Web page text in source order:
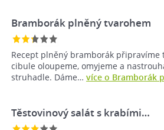
Bramborák plněný tvarohem
Recept plněný bramborák připravíme
cibule oloupeme, omyjeme a
struhadle. Dáme… více o Bramborák
Těstovinový salát s krabími…